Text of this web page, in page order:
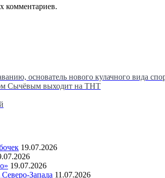
комментариев.
основатель нового кулачного вида
Сычёвым выходит на ТНТ
19.07.2026
19.07.2026
Запада 11.07.2026